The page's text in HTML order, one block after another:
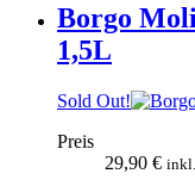
Borgo
1,5L
Sold Out!
Preis
29,90 €